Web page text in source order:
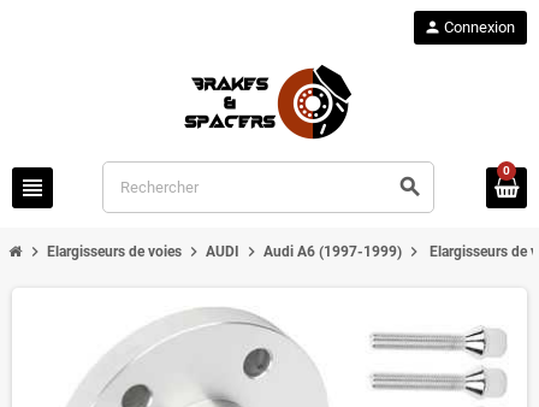
view_headline search
person Connexion
0
chevron_right Elargisseurs de voies chevron_right AUDI chevron_right Audi A6 (1997-1999) chevron_right Elargisseurs de